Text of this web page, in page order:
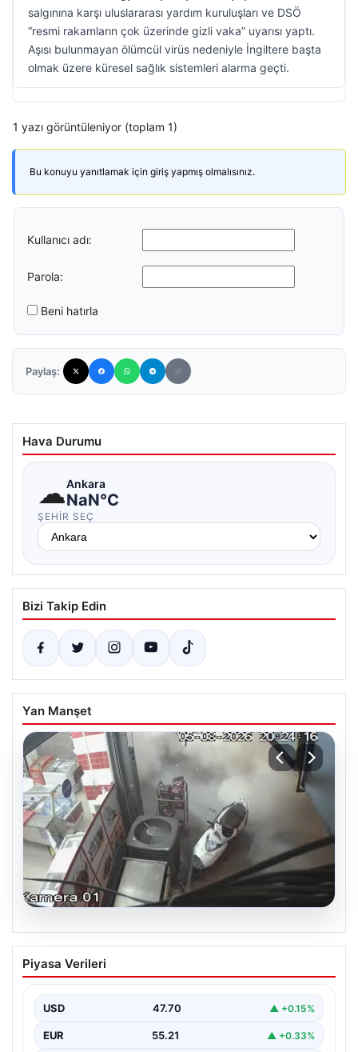
salgınına karşı uluslararası yardım kuruluşları ve DSÖ
“resmi rakamların çok üzerinde gizli vaka” uyarısı yaptı.
Aşısı bulunmayan ölümcül virüs nedeniyle İngiltere başta
olmak üzere küresel sağlık sistemleri alarma geçti.
1 yazı görüntüleniyor (toplam 1)
Bu konuyu yanıtlamak için giriş yapmış olmalısınız.
Kullanıcı adı:
Parola:
Beni hatırla
Paylaş:
Hava Durumu
☁Ankara
NaN°C
ŞEHIR SEÇ
Bizi Takip Edin
Yan Manşet
06.08.2026
Bahçelievler’de tahliye edilen 4 katlı
binanın çöktüğü anlar
Detayları ve Güvenlik Önlemleri", "content": "İstanbul'un
Bahçelievler…
Piyasa Verileri
USD 47.70 ▲ +0.15%
EUR 55.21 ▲ +0.33%